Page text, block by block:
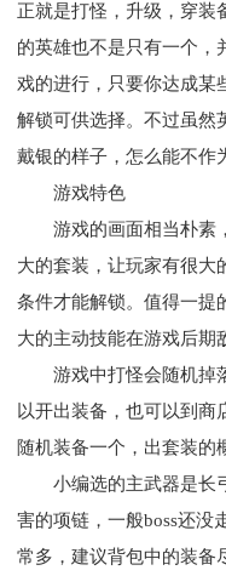
正就是打怪，升级，穿装
的英雄也不是只有一个，
戏的进行，只要你达成某
解锁可供选择。不过虽然
戴银的样子，怎么能不作
游戏特色
游戏的画面相当朴素，
大的套装，让玩家有很大
条件才能解锁。值得一提
大的主动技能在游戏后期
游戏中打怪会随机掉落
以开出装备，也可以到商
随机装备一个，出套装的
小编选的主武器是长弓
害的项链，一般boss还没
常多，建议背包中的装备